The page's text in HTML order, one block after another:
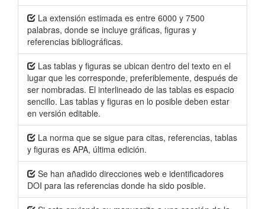
La extensión estimada es entre 6000 y 7500
palabras, donde se incluye gráficas, figuras y
referencias bibliográficas.
Las tablas y figuras se ubican dentro del texto en el
lugar que les corresponde, preferiblemente, después de
ser nombradas. El interlineado de las tablas es espacio
sencillo. Las tablas y figuras en lo posible deben estar
en versión editable.
La norma que se sigue para citas, referencias, tablas
y figuras es APA, última edición.
Se han añadido direcciones web e identificadores
DOI para las referencias donde ha sido posible.